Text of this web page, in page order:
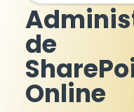
de
Online